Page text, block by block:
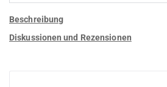
Beschreibung
Diskussionen und Rezensionen